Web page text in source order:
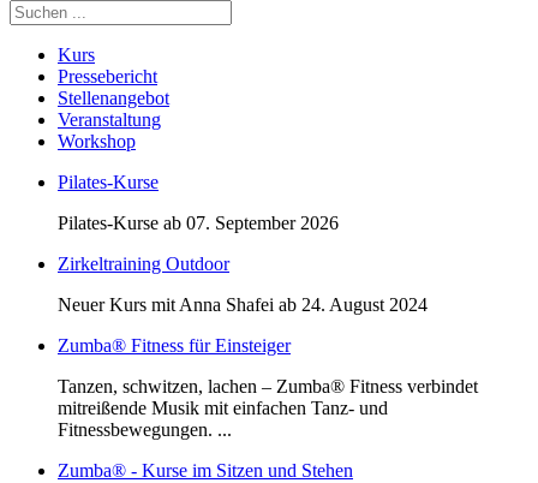
Kurs
Pressebericht
Stellenangebot
Veranstaltung
Workshop
Pilates-Kurse
Pilates-Kurse ab 07. September 2026
Zirkeltraining Outdoor
Neuer Kurs mit Anna Shafei ab 24. August 2024
Zumba® Fitness für Einsteiger
Tanzen, schwitzen, lachen – Zumba® Fitness verbindet
mitreißende Musik mit einfachen Tanz- und
Fitnessbewegungen. ...
Zumba® - Kurse im Sitzen und Stehen